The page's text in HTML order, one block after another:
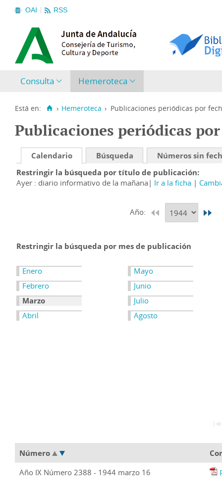
OAI RSS
Consulta Hemeroteca
Está en: › Hemeroteca › Publicaciones periódicas por
Publicaciones periódicas
Calendario Búsqueda
Números sin
Restringir la búsqueda por título de publicación
Ayer : diario informativo de la mañana
Ir a la ficha
Año:
Restringir la búsqueda por mes de publicación
Enero
Febrero
Marzo
Abril
Mayo
Junio
Julio
Agosto
Número
Año IX Número 2388 - 1944 marzo 16